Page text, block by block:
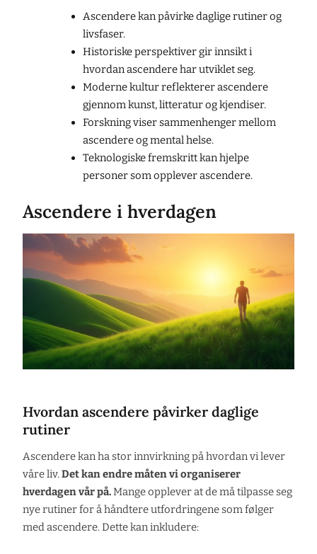
Ascendere kan påvirke daglige rutiner og
livsfaser.
Historiske perspektiver gir innsikt i
hvordan ascendere har utviklet seg.
Moderne kultur reflekterer ascendere
gjennom kunst, litteratur og kjendiser.
Forskning viser sammenhenger mellom
ascendere og mental helse.
Teknologiske fremskritt kan hjelpe
personer som opplever ascendere.
Ascendere i hverdagen
Hvordan ascendere påvirker daglige
rutiner
Ascendere kan ha stor innvirkning på hvordan vi lever
våre liv.Det kan endre måten vi organiserer
hverdagen vår på.Mange opplever at de må tilpasse seg
nye rutiner for å håndtere utfordringene som følger
med ascendere. Dette kan inkludere: